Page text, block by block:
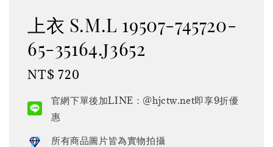
上衣 S.M.L 19507-745720-
65-35164.j3652
Regular
NT$ 720
官網下單後加LINE：@hjctw.net即享9折優
惠
所有商品圖片皆為實物拍攝